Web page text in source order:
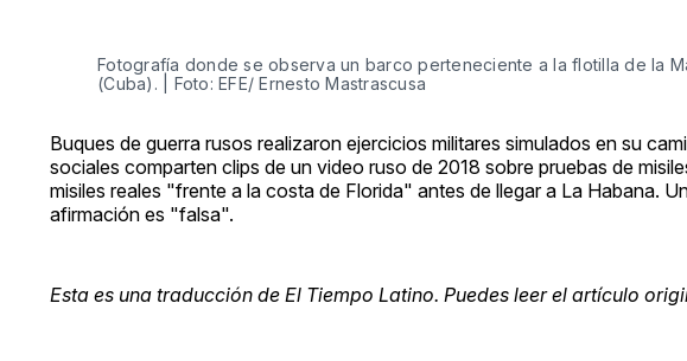
Fotografía donde se observa un barco perteneciente a la flotilla de la
(Cuba). | Foto: EFE/ Ernesto Mastrascusa
Buques de guerra rusos realizaron ejercicios militares simulados en su
sociales comparten clips de un video ruso de 2018 sobre pruebas de
misiles reales "frente a la costa de Florida" antes de llegar a La Habana.
afirmación es "falsa".
Esta es una traducción de El Tiempo Latino. Puedes leer el artículo